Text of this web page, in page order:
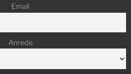
Email
Anrede